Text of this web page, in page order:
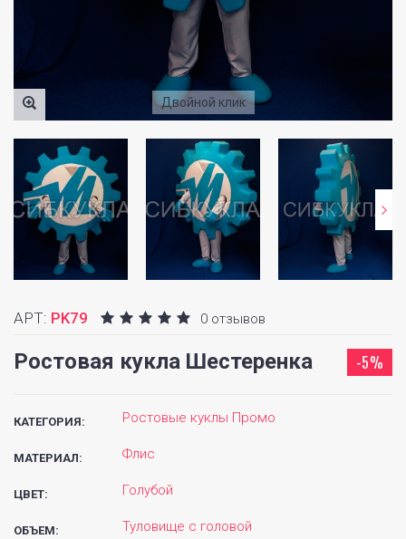
Двойной клик
АРТ: PK79 0 отзывов
Ростовая кукла Шестеренка -5%
КАТЕГОРИЯ: Ростовые куклы Промо
МАТЕРИАЛ: Флис
ЦВЕТ: Голубой
ОБЪЕМ: Туловище с головой